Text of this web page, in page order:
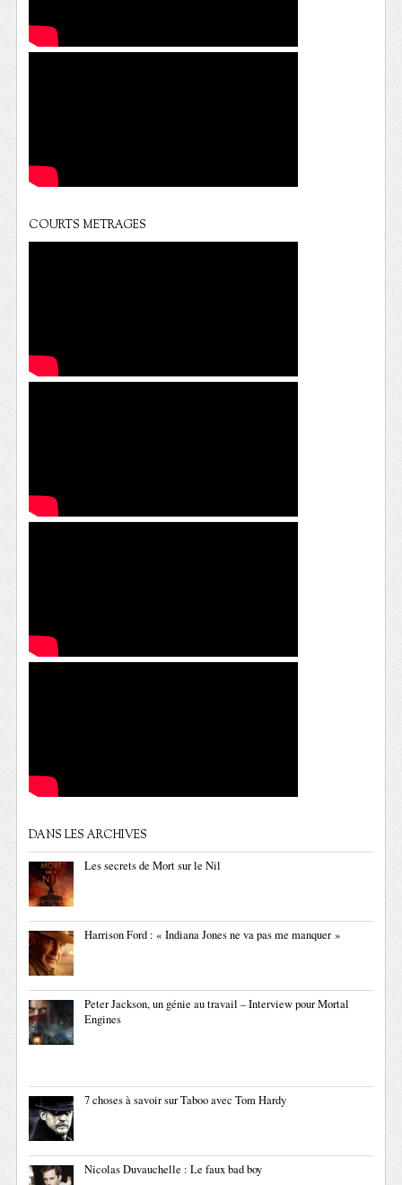
COURTS METRAGES
DANS LES ARCHIVES
Les secrets de Mort sur le Nil
Harrison Ford : « Indiana Jones ne va pas me manquer »
Peter Jackson, un génie au travail – Interview pour Mortal
Engines
7 choses à savoir sur Taboo avec Tom Hardy
Nicolas Duvauchelle : Le faux bad boy